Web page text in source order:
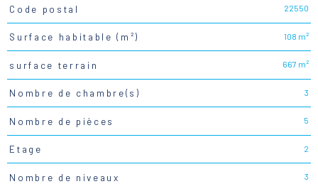
Caractéristiques
Code postal 22550
Surface habitable (m²) 108 m²
surface terrain 667 m²
Nombre de chambre(s) 3
Nombre de pièces 5
Etage 2
Nombre de niveaux 3